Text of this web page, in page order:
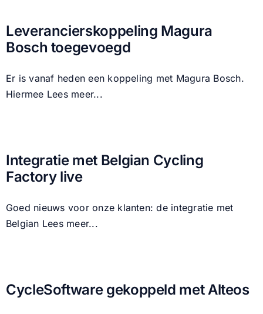
Nieuws
Contact
Leverancierskoppeling Magura
Bosch toegevoegd
Er is vanaf heden een koppeling met Magura Bosch.
Hiermee Lees meer...
Integratie met Belgian Cycling
Factory live
Goed nieuws voor onze klanten: de integratie met
Belgian Lees meer...
CycleSoftware gekoppeld met Alteos